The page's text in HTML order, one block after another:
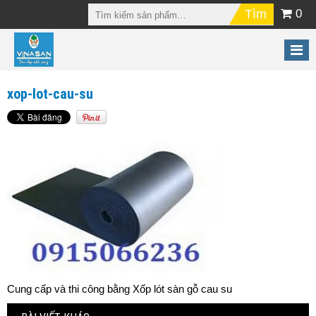
0
xop-lot-cau-su
Cung cấp và thi công bằng Xốp lót sàn gỗ cau su